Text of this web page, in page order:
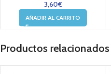
3,60€
AÑADIR AL CARRITO
Productos relacionados